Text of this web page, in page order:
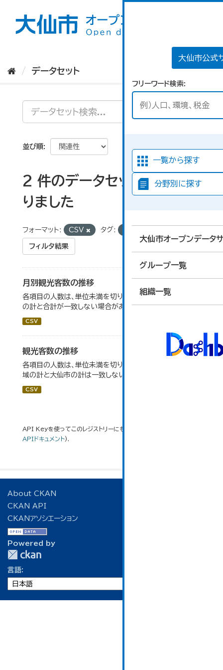
大仙市公式
フリーワード検索
一覧から探す
分野別に探す
大仙市オープンデータ
グループ一覧
組織一覧
データセット
並び順
2 件のデータセットが見つか
りました
フォーマット: CSV タグ:
フィルタ結果
月別観光客数の推移
各項目の人数は、単位未満を切り捨てしているため、内訳
の計と合計が一致しない場合がある。
CSV
観光客数の推移
各項目の人数は、単位未満を切り捨てしているため、各地
域の計と大仙市の計は一致しない場合がある。
CSV
API Keyを使ってこのレジストリーにもアクセス可能です
APIドキュメント).
About CKAN
CKAN API
CKANアソシエーション
Powered by
言語